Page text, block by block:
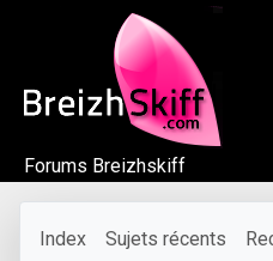
Forums Breizhskiff
Index Sujets récents